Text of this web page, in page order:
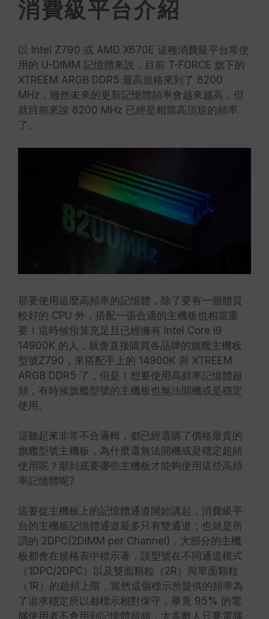
消費級平台介紹
以 Intel Z790 或 AMD X670E 這種消費級平台常使
用的 U-DIMM 記憶體來說，目前 T-FORCE 旗下的
XTREEM ARGB DDR5 最高規格來到了 8200
MHz，雖然未來的更新記憶體頻率會越來越高，但
就目前來說 8200 MHz 已經是相當高頂規的頻率
了。
那要使用這麼高頻率的記憶體，除了要有一個體質
較好的 CPU 外，搭配一張合適的主機板也相當重
要！這時候預算充足且已經擁有 Intel Core i9
14900K 的人，就會直接購買各品牌的旗艦主機板
型號Z790，來搭配手上的 14900K 與 XTREEM
ARGB DDR5 了，但是！想要使用高頻率記憶體超
頻，有時候旗艦型號的主機板也無法開機或是穩定
使用。
這聽起來非常不合邏輯，都已經選購了價格最貴的
旗艦型號主機板，為什麼還無法開機或是穩定超頻
使用呢？那到底要哪些主機板才能夠使用這些高頻
率記憶體呢?
這要從主機板上的記憶體通道開始講起，消費級平
台的主機板記憶體通道最多只有雙通道；也就是所
謂的 2DPC(2DIMM per Channel)，大部分的主機
板都會在規格表中標示著，該型號在不同通道模式
（1DPC/2DPC）以及雙面顆粒（2R）與單面顆粒
（1R）的超頻上限，當然這個標示所提供的頻率為
了追求穩定所以都標示相對保守，畢竟 95% 的電
腦使用者不會用到記憶體超頻，大多數人只要電腦